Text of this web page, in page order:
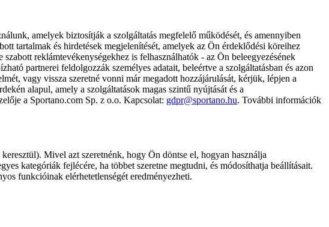
amelyek biztosítják a szolgáltatás megfelelő működését, és amennyiben
tartalmak és hirdetések megjelenítését, amelyek az Ön érdeklődési köreihez
reklámtevékenységekhez is felhasználhatók - az Ön beleegyezésének
partnerei feldolgozzák személyes adatait, beleértve a szolgáltatásban és azon
vagy vissza szeretné vonni már megadott hozzájárulását, kérjük, lépjen a
alapul, amely a szolgáltatások magas szintű nyújtását és a
a Sportano.com Sp. z o.o. Kapcsolat: gdpr@sportano.hu. További információk
Mivel azt szeretnénk, hogy Ön döntse el, hogyan használja
kategóriák fejlécére, ha többet szeretne megtudni, és módosíthatja beállításait.
funkcióinak elérhetetlenségét eredményezheti.